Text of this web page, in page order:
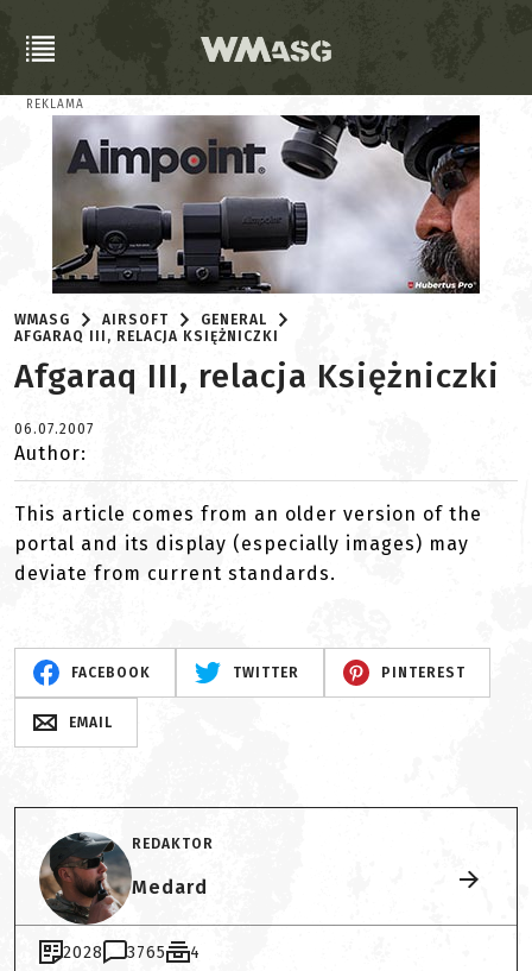
REKLAMA
WMASG AIRSOFT
GENERAL
AFGARAQ III, RELACJA KSIĘŻNICZKI
Afgaraq III, relacja Księżniczki
06.07.2007
Author:
This article comes from an older version of the
portal and its display (especially images) may
deviate from current standards.
FACEBOOK TWITTER PINTEREST
EMAIL
REDAKTOR
Medard
2028 3765 4